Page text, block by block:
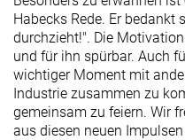
Habecks Rede. Er
durchzieht!". Die
und für ihn spürbar. Auch
wichtiger Moment mit
Industrie zusammen zu
gemeinsam zu feiern. Wir
aus diesen neuen